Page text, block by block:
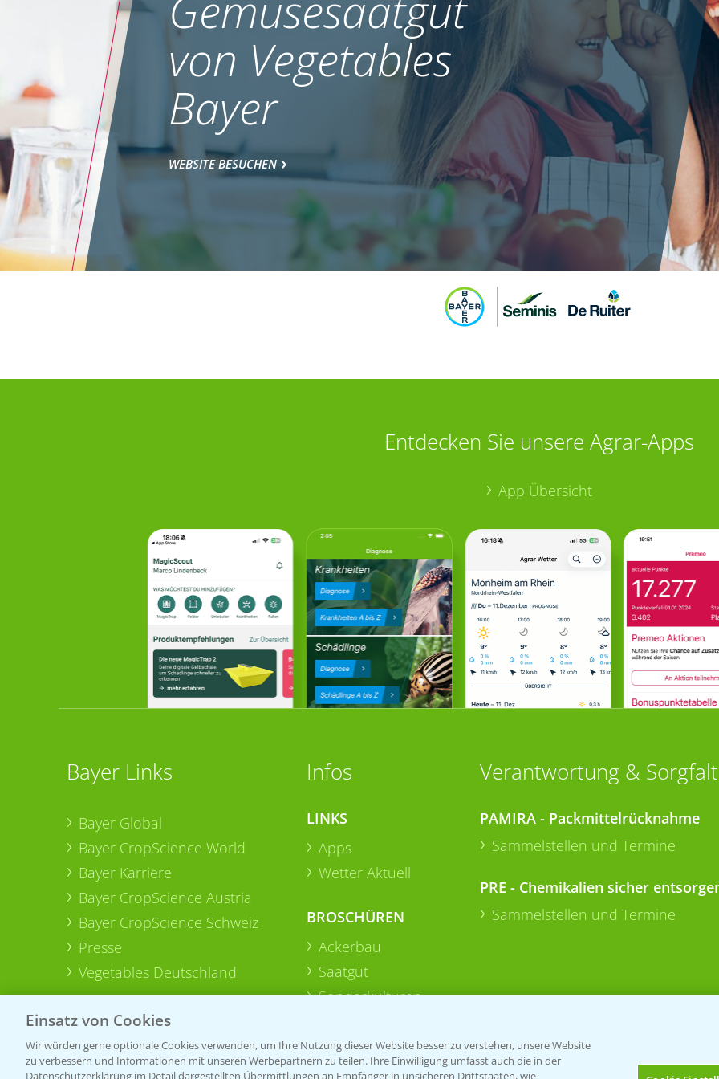
MEHR
von Vegetables
Bayer
WEBSITE BESUCHEN
Entdecken Sie unsere Agrar-Apps
App Übersicht
Bayer Links
Bayer Global
Bayer CropScience World
Bayer Karriere
Bayer CropScience Austria
Bayer CropScience Schweiz
Presse
Vegetables Deutschland
Infos
LINKS
Apps
Wetter Aktuell
BROSCHÜREN
Ackerbau
Saatgut
Sonderkulturen
Verantwortung & Sorgfalt
PAMIRA - Packmittelrücknahme
Sammelstellen und Termine
PRE - Chemikalien sicher
Sammelstellen und Termine
Einsatz von Cookies
Wir würden gerne optionale Cookies verwenden, um Ihre Nutzung dieser Website besser zu verstehen, unsere Website
zu verbessern und Informationen mit unseren Werbepartnern zu teilen. Ihre Einwilligung umfasst auch die in der
Datenschutzerklärung im Detail dargestellten Übermittlungen an Empfänger in unsicheren Drittstaaten, wie